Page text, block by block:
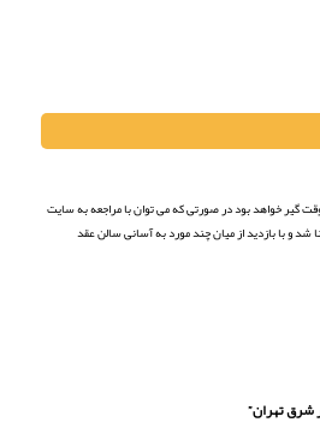
گیر خواهد بود در صورتی که می توان با مراجعه به سایت
شد و با بازدید از میان چند مورد به آسانی سالن عقد
شرق تهران”